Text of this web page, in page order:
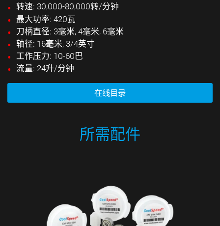
转速: 30,000-80,000转/分钟
最大功率: 420瓦
刀柄直径: 3毫米, 4毫米, 6毫米
轴径: 16毫米, 3/4英寸
工作压力: 10-60巴
流量: 24升/分钟
在线目录
所需配件